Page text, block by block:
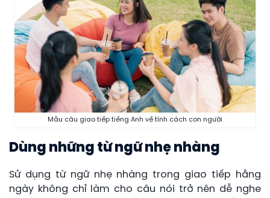
Mẫu câu giao tiếp tiếng Anh về tính cách con người
Dùng những từ ngữ nhẹ nhàng
Sử dụng từ ngữ nhẹ nhàng trong giao tiếp hằng
ngày không chỉ làm cho câu nói trở nên dễ nghe